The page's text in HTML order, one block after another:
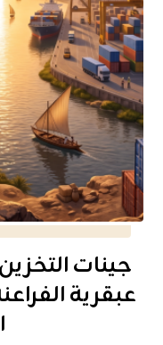
جينات
عبقرية